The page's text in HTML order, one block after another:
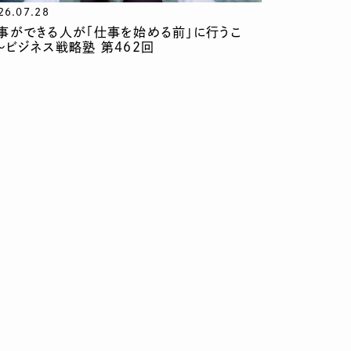
ができる人が「仕事を始める前」に行うこ
ビジネス戦略塾 第462回